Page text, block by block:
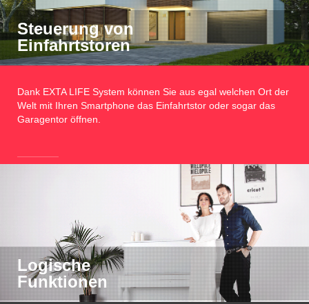
Steuerung von
Einfahrtstoren
Dank EXTA LIFE System können Sie aus egal welchen Ort der
Welt mit Ihren Smartphone das Einfahrtstor oder sogar das
Garagentor öffnen.
Logische
Funktionen